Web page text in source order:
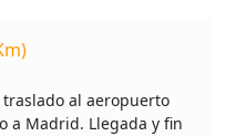
al aeropuerto
a Madrid. Llegada y fin